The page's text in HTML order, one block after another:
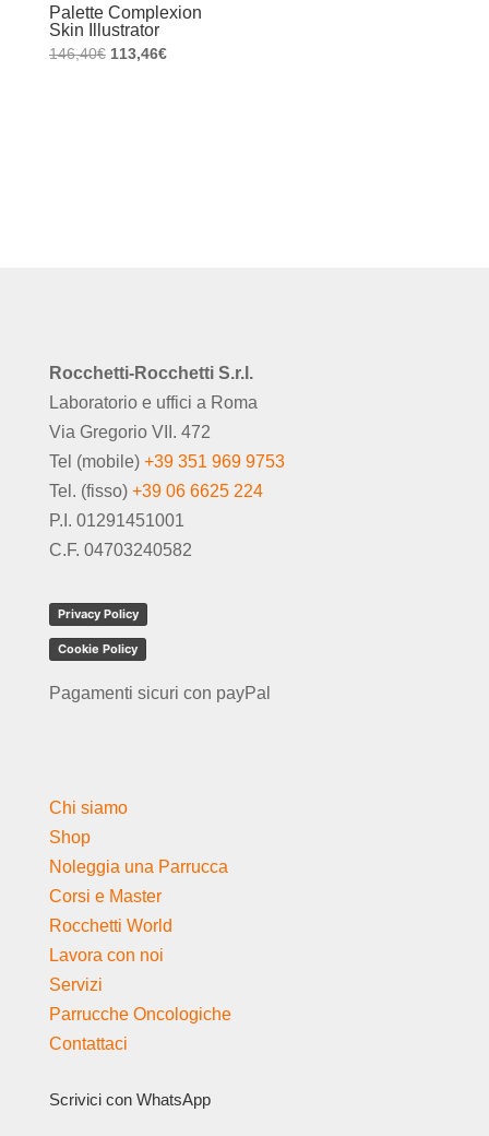
Palette Complexion
Skin Illustrator
146,40€ Il
113,46€Il
Rocchetti-Rocchetti S.r.l.
Laboratorio e uffici a Roma
Via Gregorio VII. 472
Tel (mobile) +39 351 969 9753
Tel. (fisso) +39 06 6625 224
P.I. 01291451001
C.F. 04703240582
Privacy Policy
Cookie Policy
Pagamenti sicuri con payPal
Chi siamo
Shop
Noleggia una Parrucca
Corsi e Master
Rocchetti World
Lavora con noi
Servizi
Parrucche Oncologiche
Contattaci
Scrivici con WhatsApp